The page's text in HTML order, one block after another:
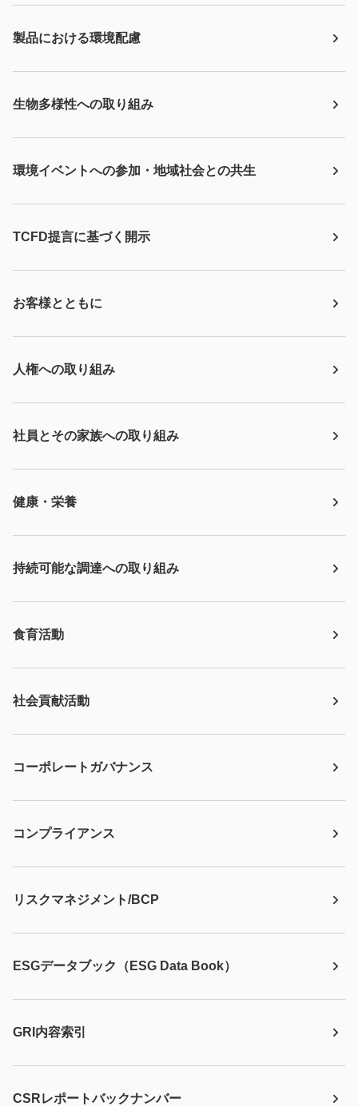
製品における環境配慮
生物多様性への取り組み
環境イベントへの参加・地域社会との共生
TCFD提言に基づく開示
お客様とともに
人権への取り組み
社員とその家族への取り組み
健康・栄養
持続可能な調達への取り組み
食育活動
社会貢献活動
コーポレートガバナンス
コンプライアンス
リスクマネジメント/BCP
ESGデータブック（ESG Data Book）
GRI内容索引
CSRレポートバックナンバー